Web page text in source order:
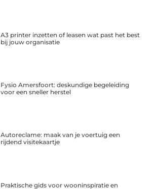
A3 printer inzetten of leasen wat past het best
bij jouw organisatie
Fysio Amersfoort: deskundige begeleiding
voor een sneller herstel
Autoreclame: maak van je voertuig een
rijdend visitekaartje
Praktische gids voor wooninspiratie en